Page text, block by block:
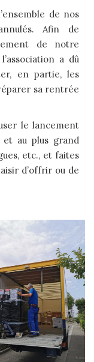
de nos
Afin de
de notre
a dû
en partie, les
sa rentrée
le lancement
au plus grand
etc., et faites
d’offrir ou de